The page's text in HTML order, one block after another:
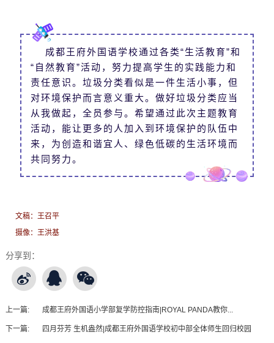
成都王府外国语学校通过各类“生活教育”和
“自然教育”活动，努力提高学生的实践能力和
责任意识。垃圾分类看似是一件生活小事，但
对环境保护而言意义重大。做好垃圾分类应当
从我做起，全员参与。希望通过此次主题教育
活动，能让更多的人加入到环境保护的队伍中
来，为创造和谐宜人、绿色低碳的生活环境而
共同努力。
文稿：王召平
摄像：王洪基
分享到：
上一篇: 成都王府外国语小学部复学防控指南|ROYAL PANDA教你...
下一篇: 四月芬芳 生机盎然|成都王府外国语学校初中部全体师生回归校园